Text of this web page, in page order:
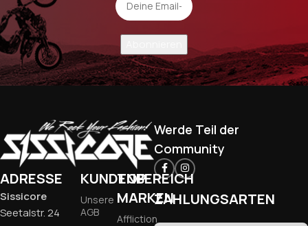
ADRESSE
Sissicore
Seetalstr. 24
KUNDENBEREICH
Unsere
AGB
TOP
MARKEN
Affliction
Werde Teil der
Community
ZAHLUNGSARTEN